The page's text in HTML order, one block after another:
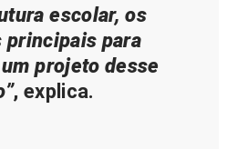
escolar, os
principais para
projeto desse
, explica.